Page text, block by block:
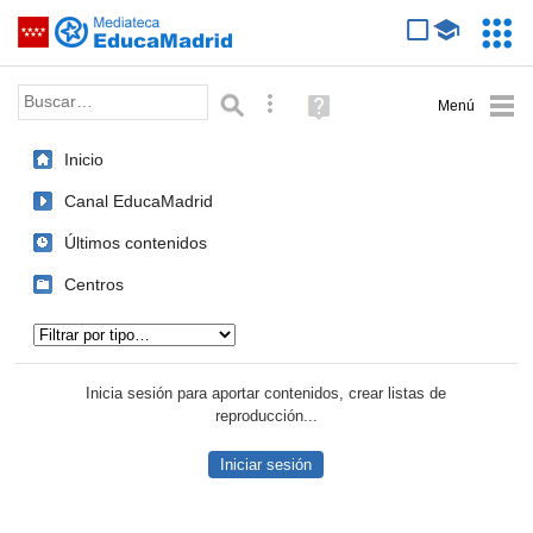
Saltar navegación
Palabra o frase: Búsqueda avanzada
Ayuda
(en
Inicio
Canal EducaMadrid
Últimos contenidos
Centros
Inicia sesión para aportar contenidos, crear listas de
reproducción...
Iniciar sesión